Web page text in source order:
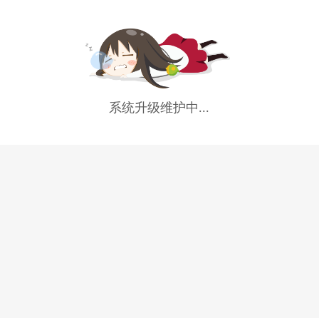
系统升级维护中...